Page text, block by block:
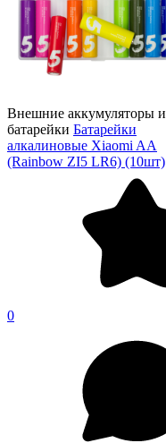
Внешние аккумуляторы и
батарейки Батарейки
алкалиновые Xiaomi AA
(Rainbow ZI5 LR6) (10шт)
0